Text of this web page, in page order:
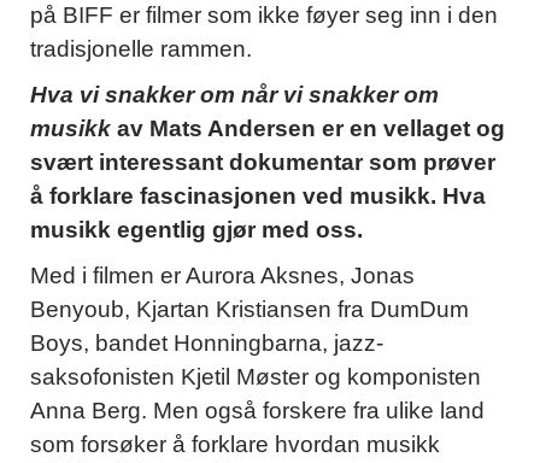
på BIFF er filmer som ikke føyer seg inn i den
tradisjonelle rammen.
Hva vi snakker om når vi snakker om
musikk av Mats Andersen er en vellaget og
svært interessant dokumentar som prøver
å forklare fascinasjonen ved musikk. Hva
musikk egentlig gjør med oss.
Med i filmen er Aurora Aksnes, Jonas
Benyoub, Kjartan Kristiansen fra DumDum
Boys, bandet Honningbarna, jazz-
saksofonisten Kjetil Møster og komponisten
Anna Berg. Men også forskere fra ulike land
som forsøker å forklare hvordan musikk